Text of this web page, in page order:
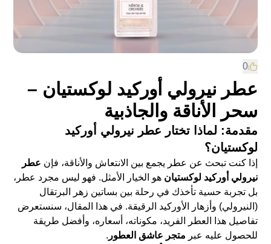
0
عطر نيرولي أوركيد لوكستيان –
سحر الأناقة والجاذبية
مقدمة: لماذا تختار عطر نيرولي أوركيد
لوكستيان؟
إذا كنت تبحث عن عطر يجمع بين الانتعاش والأناقة، فإن عطر
نيرولي أوركيد لوكستيان هو الخيار الأمثل. فهو ليس مجرد عطر،
بل تجربة حسية تأخذك في رحلة بين بساتين زهر البرتقال
(النيرولي) وأزهار الأوركيد الرقيقة. في هذا المقال، سنستعرض
تفاصيل هذا العطر الفريد، مكوناته، أسعاره، وأفضل طريقة
للحصول عليه عبر متجر عاشق العطور .